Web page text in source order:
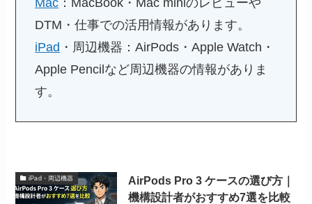
Mac ：MacBook・Mac miniのレビューや
DTM・仕事での活用情報があります。
iPad ・周辺機器：AirPods・Apple Watch・
Apple Pencilなど周辺機器の情報がありま
す。
iPad・周辺機器
AirPods Pro 3 ケースの選び方｜
機構設計者がおすすめ7選を比較